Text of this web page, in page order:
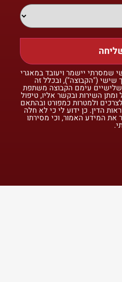
שמסרתי יישמר ויעובד במאגרי
שישי ("הקבוצה"), ובכלל זה
עימם הקבוצה משתפת
ומתן השירות ובקשר אליו, טיפול
ולמטרות כמפורט ובהתאם
הדין. כן ידוע לי כי לא חלה
את המידע האמור, וכי מסירתו